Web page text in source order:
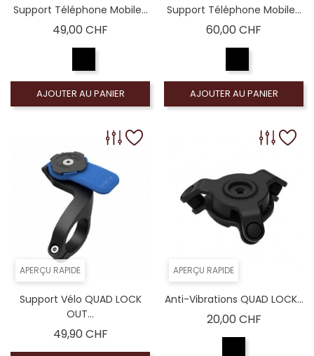
Support Téléphone Mobile...
49,00 CHF
AJOUTER AU PANIER
Support Téléphone Mobile...
60,00 CHF
AJOUTER AU PANIER
APERÇU RAPIDE
Support Vélo QUAD LOCK
OUT...
49,90 CHFPrix
APERÇU RAPIDE
Anti-Vibrations QUAD LOCK...
20,00 CHFPrix